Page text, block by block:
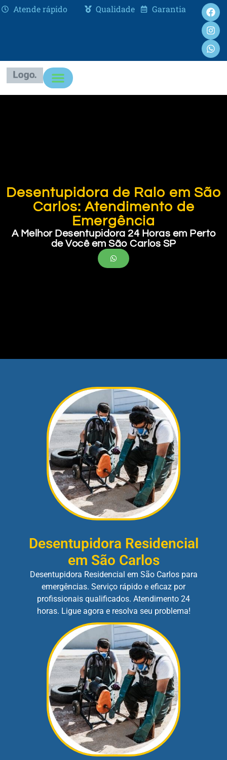
Atende rápido Qualidade Garantia
Desentupidora de Ralo em São
Carlos: Atendimento de
Emergência
A Melhor Desentupidora 24 Horas em Perto
de Você em São Carlos SP
Desentupidora Residencial
em São Carlos
Desentupidora Residencial em São Carlos para
emergências. Serviço rápido e eficaz por
profissionais qualificados. Atendimento 24
horas. Ligue agora e resolva seu problema!